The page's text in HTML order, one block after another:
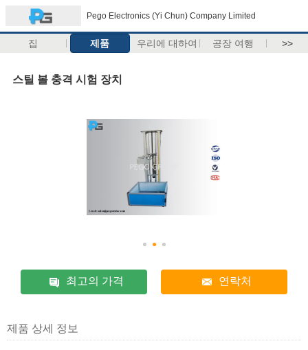
Pego Electronics (Yi Chun) Company Limited
집 제품 우리에 대하여 공장 여행 >>
스틸 볼 충격 시험 장치
최고의 가격 연락처
제품 상세 정보